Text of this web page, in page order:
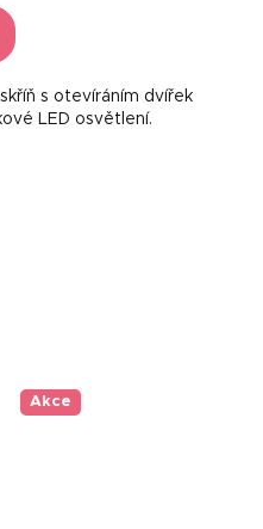
s otevíráním dvířek
LED osvětlení.
Akce